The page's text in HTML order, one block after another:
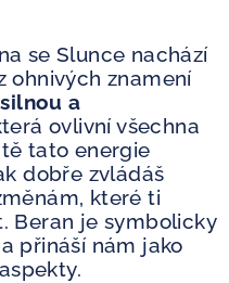
se Slunce nachází
ohnivých znamení
silnou a
ovlivní všechna
tato energie
dobře zvládáš
které ti
Beran je symbolicky
a přináší nám jako